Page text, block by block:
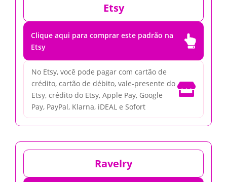
Etsy
Clique aqui para comprar este padrão na
Etsy

No Etsy, você pode pagar com cartão de
crédito, cartão de débito, vale-presente do
Etsy, crédito do Etsy, Apple Pay, Google
Pay, PayPal, Klarna, iDEAL e Sofort

Ravelry